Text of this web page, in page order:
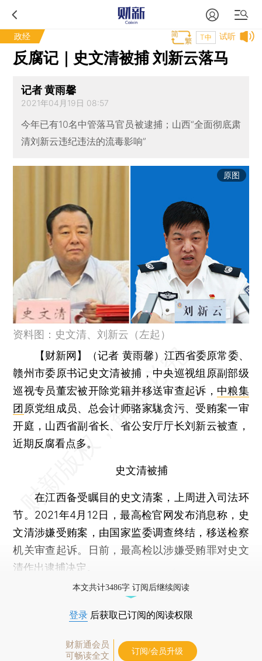
政经 试听
T中
反腐记｜史文清被捕 刘新云落马
记者 黄雨馨
2021年04月19日 08:57
今年已有10名中管落马官员被逮捕；山西“全面彻底肃
清刘新云违纪违法的流毒影响”
原图
资料图：史文清、刘新云（左起）
【财新网】（记者 黄雨馨） 江西省委原常委、
赣州市委原书记史文清被捕，中央巡视组原副部级
巡视专员董宏被开除党籍并移送审查起诉， 中粮集
团 原党组成员、总会计师骆家駹贪污、受贿案一审
开庭，山西省副省长、省公安厅厅长刘新云被查，
近期反腐看点多。
史文清被捕
在江西备受瞩目的史文清案，上周进入司法环
节。2021年4月12日，最高检官网发布消息称，史
文清涉嫌受贿案，由国家监委调查终结，移送检察
机关审查起诉。日前，最高检以涉嫌受贿罪对史文
清作出逮捕决定。
本文共计3486字 订阅后继续阅读
登录 后获取已订阅的阅读权限
财新通会员
可畅读全文
订阅/会员升级